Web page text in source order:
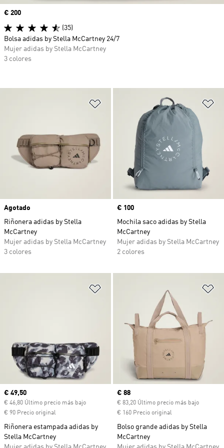
Añadir a la lista de deseos
Agotado
Riñonera adidas by Stella
McCartney
Mujer adidas by Stella McCartney
3 colores
Precio
€ 100
Mochila saco adidas by Stella
McCartney
Mujer adidas by Stella McCartney
2 colores
Precio actual
€ 49,50
€ 46,80 Último precio más bajo
€ 90 Precio original
Riñonera estampada adidas by
Stella McCartney
Precio actual
€ 88
€ 83,20 Último precio más bajo
€ 160 Precio original
Bolso grande adidas by Stella
McCartney
Precio
€ 200
(35)
Bolsa adidas by Stella McCartney 24/7
Mujer adidas by Stella McCartney
3 colores